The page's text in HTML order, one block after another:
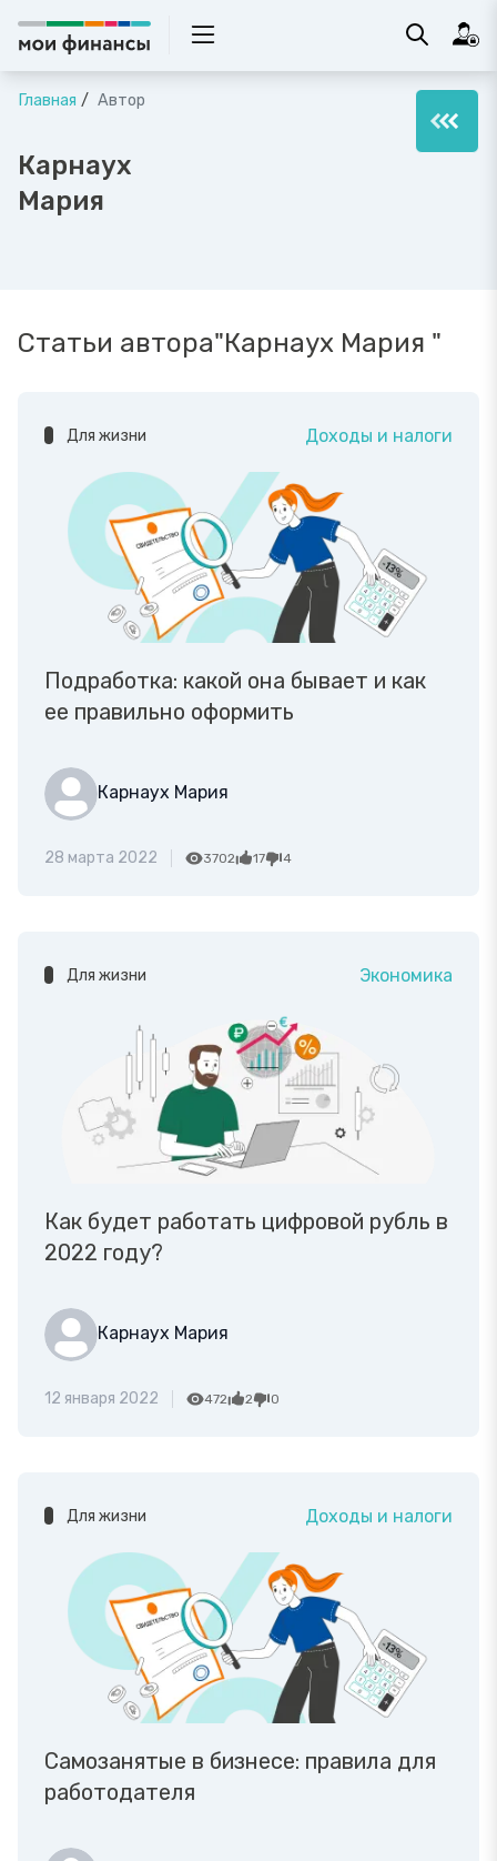
Главная Автор
Карнаух
Мария
Статьи автора"Карнаух Мария "
Для жизни Доходы и налоги
Подработка: какой она бывает и как
ее правильно оформить
Карнаух Мария
28 марта 2022 3702 17 4
Для жизни Экономика
Как будет работать цифровой рубль в
2022 году?
Карнаух Мария
12 января 2022 472 2 0
Для жизни Доходы и налоги
Самозанятые в бизнесе: правила для
работодателя